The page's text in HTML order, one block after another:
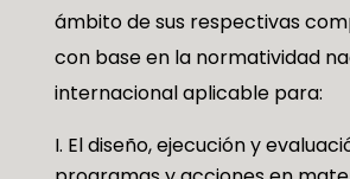
ámbito de sus respectivas
con base en la normatividad
internacional aplicable para:
I. El diseño, ejecución y